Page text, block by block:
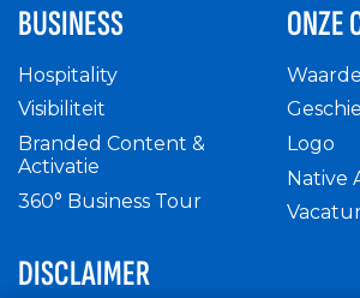
BUSINESS
Hospitality
Visibiliteit
Branded Content &
Activatie
360° Business Tour
ONZE
Logo
Native
DISCLAIMER